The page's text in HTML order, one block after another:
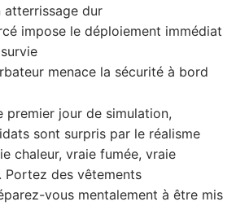
atterrissage dur
impose le déploiement immédiat
menace la sécurité à bord
premier jour de simulation,
sont surpris par le réalisme
chaleur, vraie fumée, vraie
Portez des vêtements
vous mentalement à être mis